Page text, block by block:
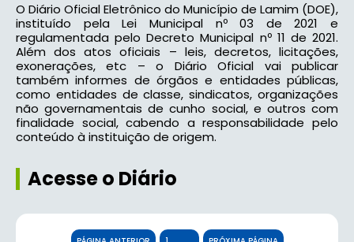
O Diário Oficial Eletrônico do Município de Lamim (DOE),
instituído pela Lei Municipal nº 03 de 2021 e
regulamentada pelo Decreto Municipal nº 11 de 2021.
Além dos atos oficiais – leis, decretos, licitações,
exonerações, etc – o Diário Oficial vai publicar
também informes de órgãos e entidades públicas,
como entidades de classe, sindicatos, organizações
não governamentais de cunho social, e outros com
finalidade social, cabendo a responsabilidade pelo
conteúdo à instituição de origem.
Acesse o Diário